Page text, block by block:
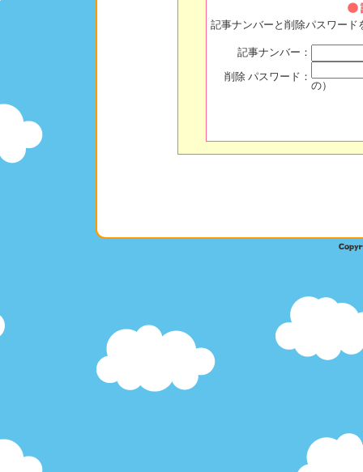
記事ナンバーと削除パスワー
記事ナンバー：
削除 パスワード：
の）